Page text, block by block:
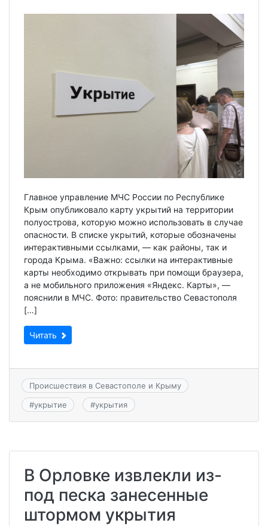
Главное управление МЧС России по Республике
Крым опубликовало карту укрытий на территории
полуострова, которую можно использовать в случае
опасности. В списке укрытий, которые обозначены
интерактивными ссылками, — как районы, так и
города Крыма. «Важно: ссылки на интерактивные
карты необходимо открывать при помощи браузера,
а не мобильного приложения «Яндекс. Карты», —
пояснили в МЧС. Фото: правительство Севастополя
[…]
Читать
Происшествия в Севастополе и Крыму
#укрытие #укрытия
В Орловке извлекли из-
под песка занесенные
штормом укрытия